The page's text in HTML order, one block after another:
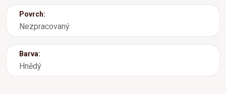
Povrch:
Nezpracovaný
Barva:
Hnědý